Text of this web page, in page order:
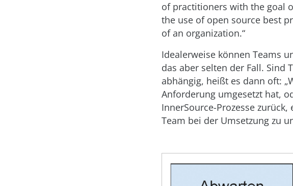
of practitioners with the goal
the use of open source best
of an organization.“
Idealerweise können Teams
das aber selten der Fall. Sind
abhängig, heißt es dann oft:
Anforderung umgesetzt hat,
InnerSource-Prozesse
Team bei der Umsetzung zu